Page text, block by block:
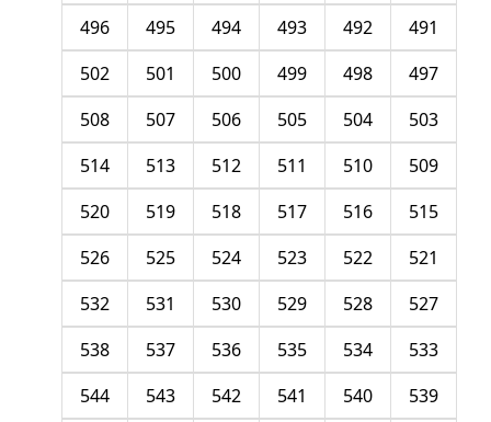
491
492
493
494
495
496
497
498
499
500
501
502
503
504
505
506
507
508
509
510
511
512
513
514
515
516
517
518
519
520
521
522
523
524
525
526
527
528
529
530
531
532
533
534
535
536
537
538
539
540
541
542
543
544